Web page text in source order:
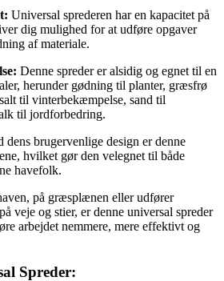
Universal sprederen har en kapacitet på
dig mulighed for at udføre opgaver
af materiale.
Denne spreder er alsidig og egnet til en
herunder gødning til planter, græsfrø
til vinterbekæmpelse, sand til
til jordforbedring.
dens brugervenlige design er denne
hvilket gør den velegnet til både
havefolk.
på græsplænen eller udfører
veje og stier, er denne universal spreder
arbejdet nemmere, mere effektivt og
Spreder: